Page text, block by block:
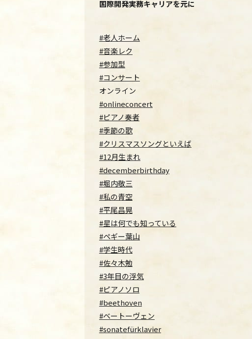
国際開発実務キャリアを元に
#老人ホーム
#音楽レク
#参加型
#コンサート
オンライン
#onlineconcert
#ピアノ奏者
#季節の歌
#クリスマスソングといえば
#12月生まれ
#decemberbirthday
#堀内敬三
#私の青空
#平尾昌晃
#星は何でも知っている
#ペギー葉山
#学生時代
#佐々木勉
#3年目の浮気
#ピアノソロ
#beethoven
#ベートーヴェン
#sonatefürklavier